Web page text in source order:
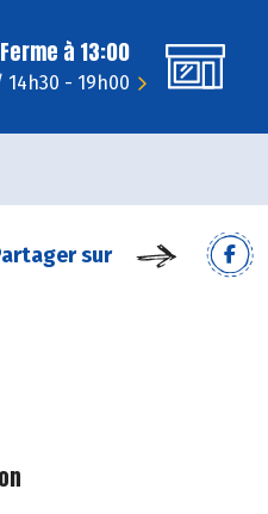
à 13:00
14h30 - 19h00
sur